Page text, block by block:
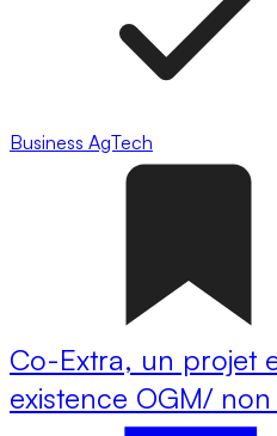
Business AgTech
Co-Extra, un projet
existence OGM/ non